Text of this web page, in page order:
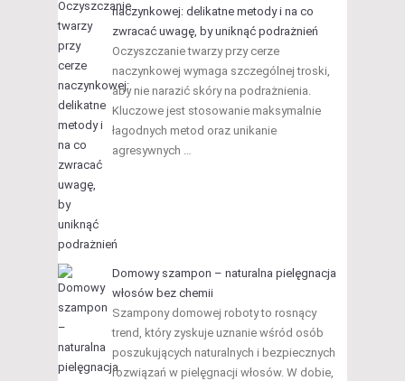
naczynkowej: delikatne metody i na co
zwracać uwagę, by uniknąć podrażnień
Oczyszczanie twarzy przy cerze
naczynkowej wymaga szczególnej troski,
aby nie narazić skóry na podrażnienia.
Kluczowe jest stosowanie maksymalnie
łagodnych metod oraz unikanie
agresywnych …
Domowy szampon – naturalna pielęgnacja
włosów bez chemii
Szampony domowej roboty to rosnący
trend, który zyskuje uznanie wśród osób
poszukujących naturalnych i bezpiecznych
rozwiązań w pielęgnacji włosów. W dobie,